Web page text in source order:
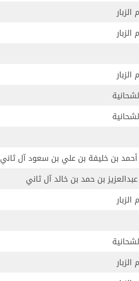
بن خليفة بن علي بن سعود آل ثاني
بن حمد بن خالد آل ثاني